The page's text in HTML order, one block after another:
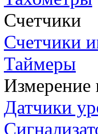
Счетчики
Счетчики
Таймеры
Измерение
Датчики